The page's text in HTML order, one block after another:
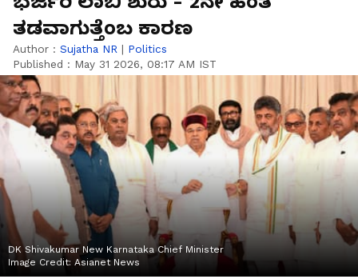
ತಡವಾಗುತ್ತೆಂಬ ಕಾರಣ
Author : Sujatha NR | Politics
Published : May 31 2026, 08:17 AM IST
DK Shivakumar New Karnataka Chief Minister
Image Credit: Asianet News